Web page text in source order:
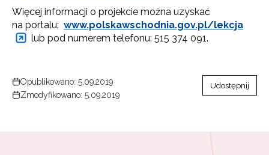
Więcej informacji o projekcie można uzyskać
na portalu: www.polskawschodnia.gov.pl/lekcja
lub pod numerem telefonu: 515 374 091.
Opublikowano: 5.09.2019
Zmodyfikowano: 5.09.2019
Udostępnij